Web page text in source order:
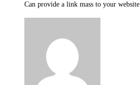
Can provide a link mass to your website